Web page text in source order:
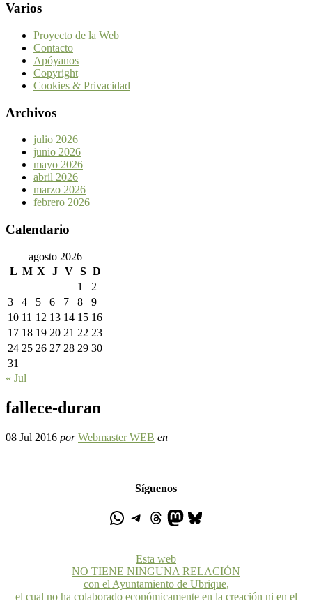
Varios
Proyecto de la Web
Contacto
Apóyanos
Copyright
Cookies & Privacidad
Archivos
julio 2026
junio 2026
mayo 2026
abril 2026
marzo 2026
febrero 2026
Calendario
agosto 2026
L M X J V S D
1
2
3
4 5 6 7 8
9
10 11 12 13 14 15 16
17 18 19 20 21 22 23
24 25 26 27 28 29 30
31
« Jul
fallece-duran
08 Jul 2016 por Webmaster WEB en
Síguenos
Esta web
NO TIENE NINGUNA RELACIÓN
con el Ayuntamiento de Ubrique,
el cual no ha colaborado económicamente en la creación ni en el